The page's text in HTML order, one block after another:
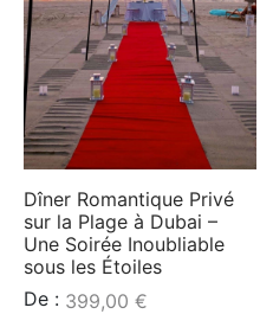
Dîner Romantique Privé
sur la Plage à Dubai –
Une Soirée Inoubliable
sous les Étoiles
De : 399,00 €
amis
de Bateaux
Piscine/île